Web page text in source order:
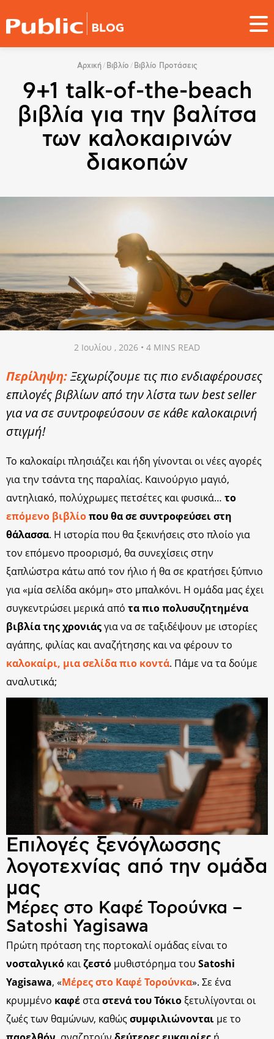
προς
το
κυρίως
are
here
Αρχική Βιβλίο Βιβλίο Προτάσεις
9+1 talk-of-the-beach
βιβλία για την βαλίτσα
των καλοκαιρινών
διακοπών
2 Ιουλίου , 2026 • 4 MINS READ
Περίληψη:Ξεχωρίζουμε τις πιο ενδιαφέρουσες
επιλογές βιβλίων από την λίστα των best seller
για να σε συντροφεύσουν σε κάθε καλοκαιρινή
στιγμή!
Το καλοκαίρι πλησιάζει και ήδη γίνονται οι νέες αγορές
για την τσάντα της παραλίας. Καινούργιο μαγιό,
αντηλιακό, πολύχρωμες πετσέτες και φυσικά… το
επόμενο βιβλίοπου θα σε συντροφεύσει στη
θάλασσα. Η ιστορία που θα ξεκινήσεις στο πλοίο για
τον επόμενο προορισμό, θα συνεχίσεις στην
ξαπλώστρα κάτω από τον ήλιο ή θα σε κρατήσει ξύπνιο
για «μία σελίδα ακόμη» στο μπαλκόνι. Η ομάδα μας έχει
συγκεντρώσει μερικά από τα πιο πολυσυζητημένα
βιβλία της χρονιάςγια να σε ταξιδέψουν με ιστορίες
αγάπης, φιλίας και αναζήτησης και να φέρουν το
καλοκαίρι, μια σελίδα πιο κοντά. Πάμε να τα δούμε
αναλυτικά;
Επιλογές ξενόγλωσσης
λογοτεχνίας από την ομάδα
μας
Μέρες στο Καφέ Τορούνκα –
Satoshi Yagisawa
Πρώτη πρόταση της πορτοκαλί ομάδας είναι το
νοσταλγικό καιζεστό μυθιστόρημα του Satoshi
Yagisawa, «Μέρες στο Καφέ Τορούνκα». Σε ένα
κρυμμένο καφέ σταστενά του Τόκιο ξετυλίγονται οι
ζωές των θαμώνων, καθώςσυμφιλιώνονται με το